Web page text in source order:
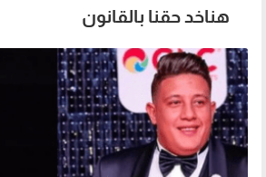
هناخد حقنا بالقانون